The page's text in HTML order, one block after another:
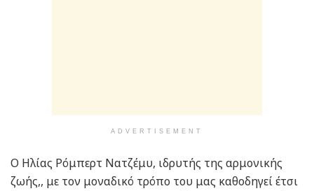
ADVERTISEMENT
Ο Ηλίας Ρόμπερτ Νατζέμυ, ιδρυτής της αρμονικής
ζωής,, με τον μοναδικό τρόπο του μας καθοδηγεί έτσι